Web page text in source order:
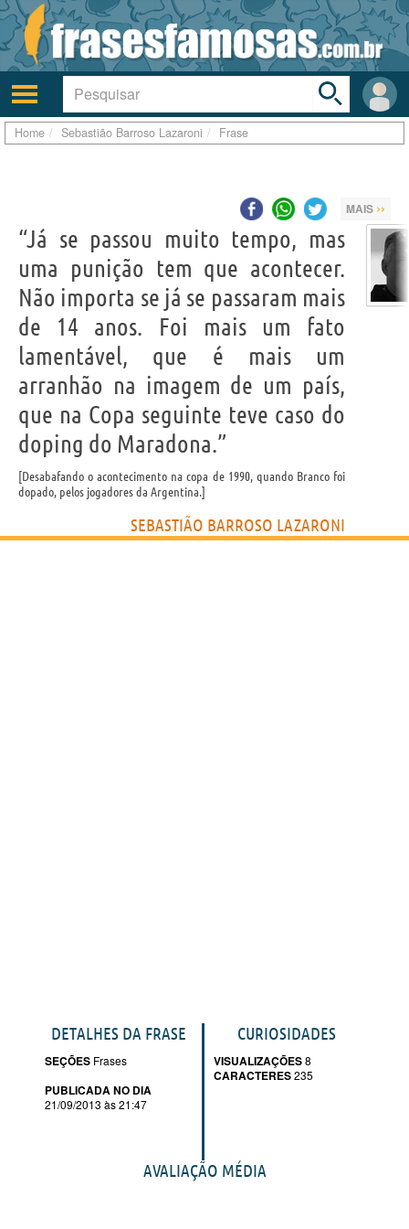
Ativar/desativar
a
navegação
Área
do
Toggle
search
bar
Home Sebastião Barroso Lazaroni Frase
MAIS ››
“Já se passou muito tempo, mas
uma punição tem que acontecer.
Não importa se já se passaram mais
de 14 anos. Foi mais um fato
lamentável, que é mais um
arranhão na imagem de um país,
que na Copa seguinte teve caso do
doping do Maradona.”
Desabafando o acontecimento na copa de 1990, quando Branco foi
dopado, pelos jogadores da Argentina.
SEBASTIÃO BARROSO LAZARONI
DETALHES DA FRASE
SEÇÕES Frases
PUBLICADA NO DIA
21/09/2013 às 21:47
CURIOSIDADES
VISUALIZAÇÕES8
CARACTERES235
AVALIAÇÃO MÉDIA